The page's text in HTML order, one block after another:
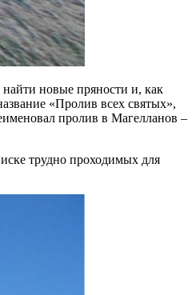
найти новые пряности и, как
«Пролив всех святых»,
пролив в Магелланов –
трудно проходимых для